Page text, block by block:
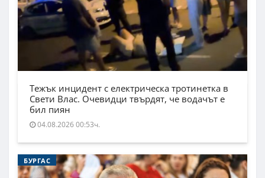
Тежък инцидент с електрическа тротинетка в
Свети Влас. Очевидци твърдят, че водачът е
бил пиян
04.08.2026 00:53ч.
БУРГАС